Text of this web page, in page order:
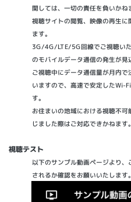
関しては、一切の責任を負いかね
視聴サイトの閲覧、映像の再生
ます。
3G/4G/LTE/5G回線でご視聴い
のモバイルデータ通信の発生が見
ご視聴中にデータ通信量が月内
いますので、高速で安定したWi-
す。
お住まいの地域における視聴不
じました際はご対応できかねます
視聴テスト
以下のサンプル動画ページより
されるか確認をお願いいたします。